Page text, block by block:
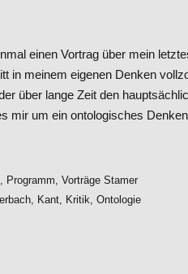
einen Vortrag über mein
in meinem eigenen Denken
über lange Zeit den
mir um ein ontologisches
Programm Vorträge Stamer
Kant Kritik Ontologie